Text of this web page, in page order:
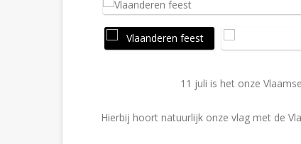
11 juli is het onze Vlaamse
Hierbij hoort natuurlijk onze vlag met de